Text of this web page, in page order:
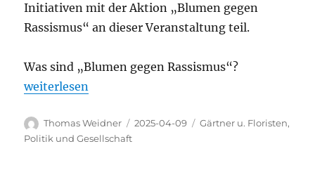
Initiativen mit der Aktion „Blumen gegen
Rassismus“ an dieser Veranstaltung teil.
Was sind „Blumen gegen Rassismus“?
„Blumen gegen Rassismus – Aktion der
weiterlesen
Autor
Thomas Weidner
Veröffentlicht
2025-04-09 Kategorien
Gärtner u. Floristen,
Politik und Gesellschaft